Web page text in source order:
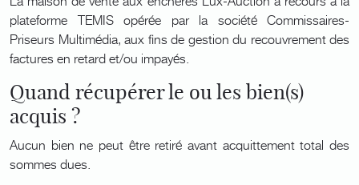
plateforme TEMIS opérée par la société Commissaires-
Priseurs Multimédia, aux fins de gestion du recouvrement des
factures en retard et/ou impayés.
Quand récupérer le ou les bien(s)
acquis ?
Aucun bien ne peut être retiré avant acquittement total des
sommes dues.